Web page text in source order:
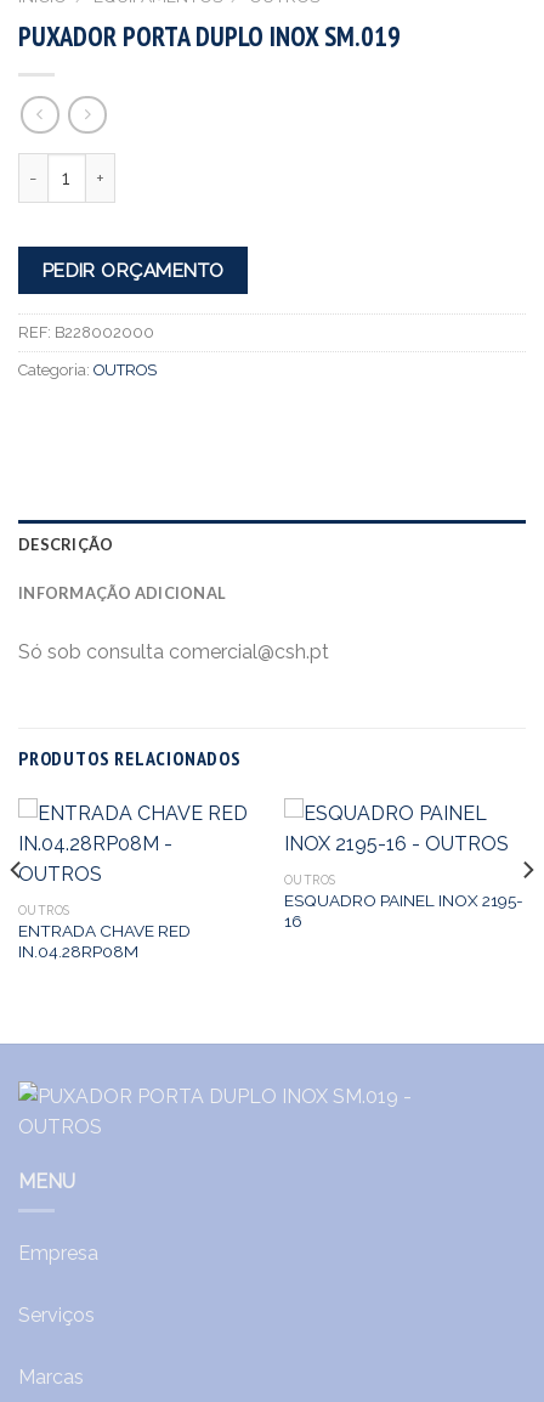
PUXADOR PORTA DUPLO INOX SM.019
PEDIR ORÇAMENTO
REF: B228002000
Categoria: OUTROS
DESCRIÇÃO
INFORMAÇÃO ADICIONAL
Só sob consulta comercial@csh.pt
PRODUTOS RELACIONADOS
OUTROS
ENTRADA CHAVE RED
IN.04.28RP08M
OUTROS
ESQUADRO PAINEL INOX 2195-
16
MENU
Empresa
Serviços
Marcas